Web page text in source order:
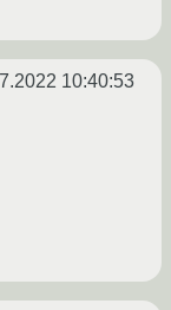
10:40:53